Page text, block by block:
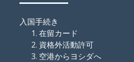
入国手続き
在留カード
資格外活動許可
空港からヨシダへ